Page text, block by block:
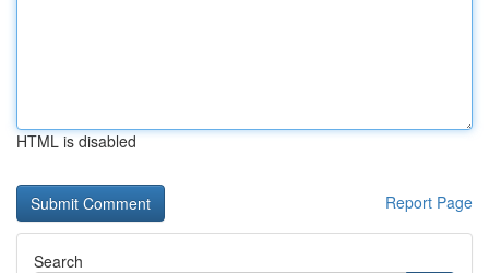
HTML is disabled
Report Page
Search